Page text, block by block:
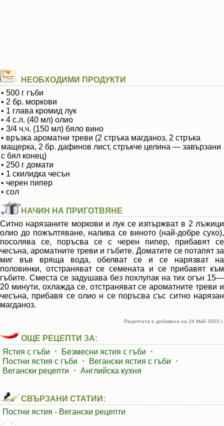
НЕОБХОДИМИ ПРОДУКТИ
• 500 г гъби
• 2 бр. моркови
• 1 глава кромид лук
• 4 с.л. (40 мл) олио
• 3/4 ч.ч. (150 мл) бяло вино
• връзка ароматни треви (2 стръка магданоз, 2 стръка
мащерка, 2 бр. дафинов лист, стръкче целина — завързани
с бял конец)
• 250 г домати
• 1 скилидка чесън
• черен пипер
• сол
НАЧИН НА ПРИГОТВЯНЕ
Ситно нарязаните моркови и лук се изпържват в 2 лъжици
олио до пожълтяване, налива се виното (най-добре сухо),
посолява се, поръсва се с черен пипер, прибавят се
чесъна, ароматните треви и гъбите. Доматите се потапят за
миг във вряща вода, обелват се и се нарязват на
половинки, отстраняват се семената и се прибавят към
гъбите. Сместа се задушава без похлупак на тих огън 15—
20 минути, охлажда се, отстраняват се ароматните треви и
чесъна, прибавя се олио н се поръсва със ситно нарязан
магданоз.
Рецептата е добавена на 24 Май 2003 г.
ОЩЕ РЕЦЕПТИ ЗА:
Ястия с гъби
⋅ Безмесни ястия с гъби
⋅
Постни ястия с гъби
⋅ Вегански ястия с гъби
⋅
Вегански рецепти
⋅ Английска кухня
СВЪРЗАНИ СТАТИИ:
Постни ястия - Вегански рецепти